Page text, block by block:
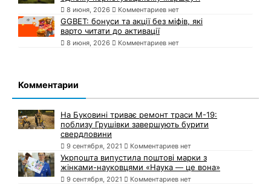
8 июня, 2026 Комментариев нет
GGBET: бонуси та акції без міфів, які
варто читати до активації
8 июня, 2026 Комментариев нет
Комментарии
На Буковині триває ремонт траси М-19:
поблизу Грушівки завершують бурити
свердловини
9 сентября, 2021 Комментариев нет
Укрпошта випустила поштові марки з
жінками-науковцями «Наука — це вона»
9 сентября, 2021 Комментариев нет